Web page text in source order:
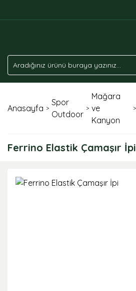
Anasayfa
Spor
Outdoor
Mağara
ve
Kanyon
Ferrino Elastik Çamaşır İpi